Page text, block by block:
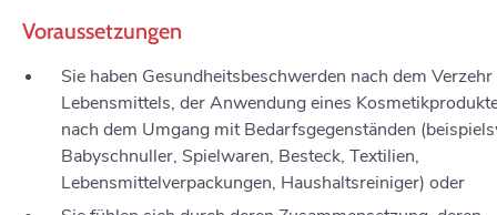
Voraussetzungen
Sie haben Gesundheitsbeschwerden nach dem Verzehr
Lebensmittels, der Anwendung eines
nach dem Umgang mit Bedarfsgegenständen
Babyschnuller, Spielwaren, Besteck, Textilien,
Lebensmittelverpackungen, Haushaltsreiniger) oder